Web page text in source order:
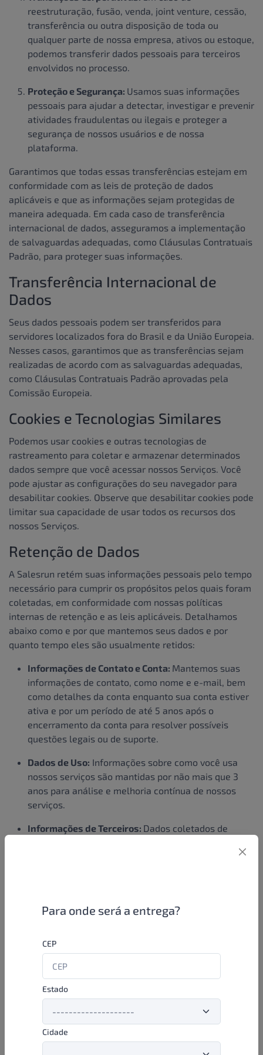
reestruturação, fusão, venda, joint venture, cessão,
transferência ou outra disposição de toda ou
qualquer parte de nossa empresa, ativos ou estoque,
podemos transferir dados pessoais para terceiros
envolvidos no processo.
Proteção e Segurança: Usamos suas informações
pessoais para ajudar a detectar, investigar e prevenir
atividades fraudulentas ou ilegais e proteger a
segurança de nossos usuários e de nossa
plataforma.
Garantimos que todas essas transferências estejam em
conformidade com as leis de proteção de dados
aplicáveis e que as informações sejam protegidas de
maneira adequada. Em cada caso de transferência
internacional de dados, asseguramos a implementação
de salvaguardas adequadas, como Cláusulas Contratuais
Padrão, para proteger suas informações.
Transferência Internacional de
Dados
Seus dados pessoais podem ser transferidos para
servidores localizados fora do Brasil e da União Europeia.
Nesses casos, garantimos que as transferências sejam
realizadas de acordo com as salvaguardas adequadas,
como Cláusulas Contratuais Padrão aprovadas pela
Comissão Europeia.
Cookies e Tecnologias Similares
Podemos usar cookies e outras tecnologias de
rastreamento para coletar e armazenar determinados
dados sempre que você acessar nossos Serviços. Você
pode ajustar as configurações do seu navegador para
desabilitar cookies. Observe que desabilitar cookies pode
limitar sua capacidade de usar todos os recursos dos
nossos Serviços.
Retenção de Dados
A Salesrun retém suas informações pessoais pelo tempo
necessário para cumprir os propósitos pelos quais foram
coletadas, em conformidade com nossas políticas
internas de retenção e as leis aplicáveis. Detalhamos
abaixo como e por que mantemos seus dados e por
quanto tempo eles são usualmente retidos:
Informações de Contato e Conta: Mantemos suas
informações de contato, como nome e e-mail, bem
como detalhes da conta enquanto sua conta estiver
ativa e por um período de até 5 anos após o
encerramento da conta para resolver possíveis
questões legais ou de suporte.
Dados de Uso: Informações sobre como você usa
nossos serviços são mantidas por não mais que 3
anos para análise e melhoria contínua de nossos
serviços.
Informações de Terceiros: Dados coletados de
emprego, as informações são retidas durante o
recrutamento terminar, a menos que você dê
consentimento para reter essas informações por um
período mais longo.
Informações para Cumprimento Legal:Certos dados
podem ser mantidos por períodos mais longos
conforme exigido por obrigações legais,
regulamentares, fiscais ou contábeis.
Para onde será a entrega?
CEP
Estado
Cidade